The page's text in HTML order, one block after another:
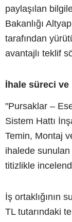
paylaşılan
Bakanlığı
tarafından
avantajlı teklif
İhale süreci ve
"Pursaklar –
Sistem Hattı
Temin, Montaj
ihalede
titizlikle
İş ortaklığının
TL tutarındaki